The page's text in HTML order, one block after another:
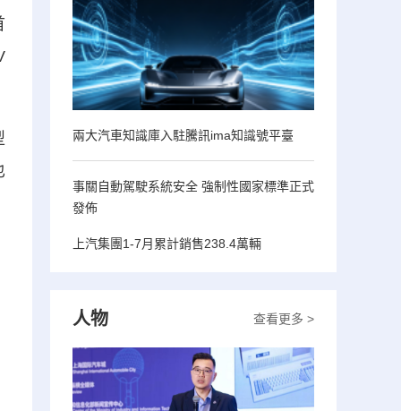
兩大汽車知識庫入駐騰訊ima知識號平臺
事關自動駕駛系統安全 強制性國家標準正式
發佈
上汽集團1-7月累計銷售238.4萬輛
查看更多 >
人物